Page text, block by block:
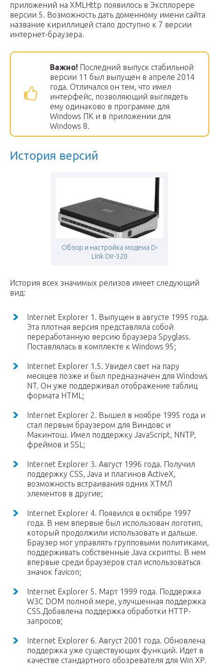
приложений на XMLHttp появилось в Эксплорере
версии 5. Возможность дать доменному имени сайта
название кириллицей стало доступно к 7 версии
интернет-браузера.
Важно! Последний выпуск стабильной
версии 11 был выпущен в апреле 2014
года. Отличался он тем, что имел
интерфейс, позволяющий выглядеть
ему одинаково в программе для
Windows ПК и в приложении для
Windows 8.
История версий
Обзор и настройка модема D-
Link Dir-320
История всех значимых релизов имеет следующий
вид:
Internet Explorer 1. Выпущен в августе 1995 года.
Эта плотная версия представляла собой
переработанную версию браузера Spyglass.
Поставлялась в комплекте к Windows 95;
Internet Explorer 1.5. Увидел свет на пару
месяцев позже и был предназначен для Windows
NT. Он уже поддерживал отображение таблиц
формата HTML;
Internet Explorer 2. Вышел в ноябре 1995 года и
стал первым браузером для Виндовс и
Макинтош. Имел поддержку JavaScript, NNTP,
фреймов и SSL;
Internet Explorer 3. Август 1996 года. Получил
поддержку CSS, Java и плагинов ActiveX,
возможность встраивания одних ХТМЛ
элементов в другие;
Internet Explorer 4. Появился в октябре 1997
года. В нем впервые был использован логотип,
который продолжили использовать и дальше.
Браузер мог управлять групповыми политиками,
поддерживать собственные Java скрипты. В нем
впервые среди браузеров стал использоваться
значок favicon;
Internet Explorer 5. Март 1999 года. Поддержка
W3C DOM полной мере, улучшенная поддержка
CSS.Добавлена поддержка обработки HTTP-
запросов;
Internet Explorer 6. Август 2001 года. Обновлена
поддержка уже существующих функций. Идет в
качестве стандартного обозревателя для Win XP.